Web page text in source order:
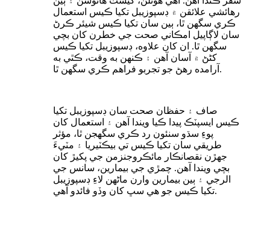
رهائشي علائقن ۾ ڊسپوزيبل تکيا ڪيس استعمال
ڪري سگهن ٿا، ٻين سان تکيا ڪيس شيئر ڪرڻ
سان لاڳاپيل امڪاني صحت جي خطرن کان بچي
سگهن ٿا. ان کان علاوه، ڊسپوزيبل تکيا ڪيس
کڻڻ ۾ آسان آهن ۽ ڪنهن به وقت، ڪٿي به
آرامده رهڻ جو تجربو فراهم ڪري سگهن ٿا.
صاف ۽ حفظان صحت سان ڊسپوزيبل تکيا
ڪيس ايسپٽڪ پيدا ڪيا ويندا آهن ۽ استعمال کان
پوءِ سڌو سنئون رد ڪري سگهجن ٿا، مؤثر
طريقي سان تکيا ڪيس تي بيڪٽيريا ۽ مٽيءَ
جهڙن نقصانڪار مائڪروجنزمن جي پکيڙ کان
بچي ويندا آهن. چمڙي جي بيمارين، سانس جي
الرجي ۽ ٻين بيمارين وارن ماڻهن لاءِ ڊسپوزيبل
تکيا ڪيس جو هي سڀ کان وڏو فائدو آهي.